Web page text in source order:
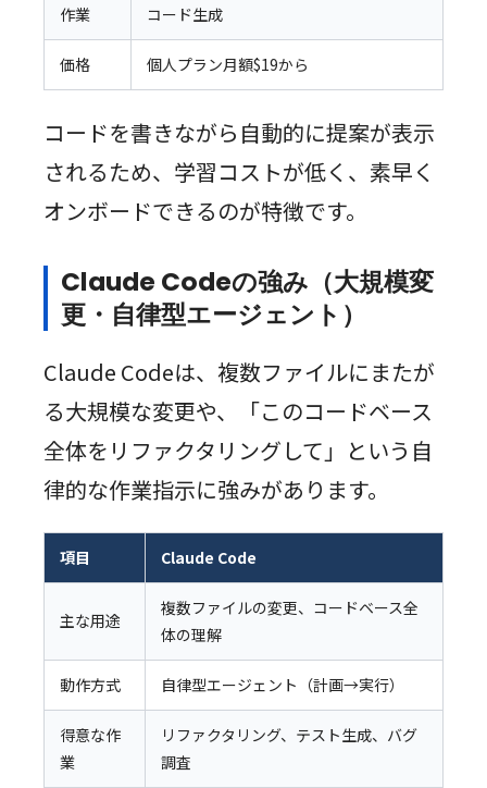
作業
コード生成
価格 個人プラン月額$19から
コードを書きながら自動的に提案が表示
されるため、学習コストが低く、素早く
オンボードできるのが特徴です。
Claude Codeの強み（大規模変
更・自律型エージェント）
Claude Codeは、複数ファイルにまたが
る大規模な変更や、「このコードベース
全体をリファクタリングして」という自
律的な作業指示に強みがあります。
項目 Claude Code
主な用途
複数ファイルの変更、コードベース全
体の理解
動作方式 自律型エージェント（計画→実行）
得意な作
業
リファクタリング、テスト生成、バグ
調査